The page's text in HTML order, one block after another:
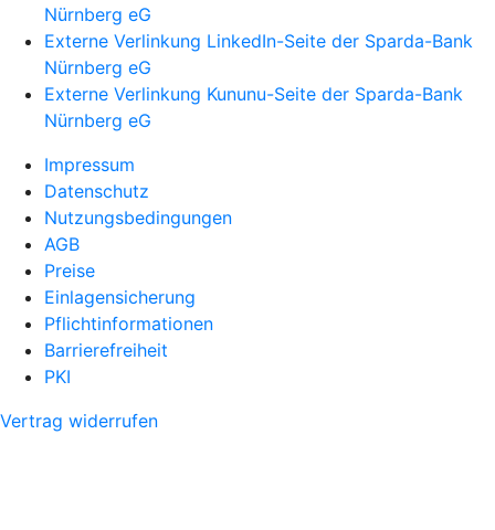
Nürnberg eG
Externe Verlinkung LinkedIn-Seite der Sparda-Bank
Nürnberg eG
Externe Verlinkung Kununu-Seite der Sparda-Bank
Nürnberg eG
Impressum
Datenschutz
Nutzungsbedingungen
AGB
Preise
Einlagensicherung
Pflichtinformationen
Barrierefreiheit
PKI
Vertrag widerrufen